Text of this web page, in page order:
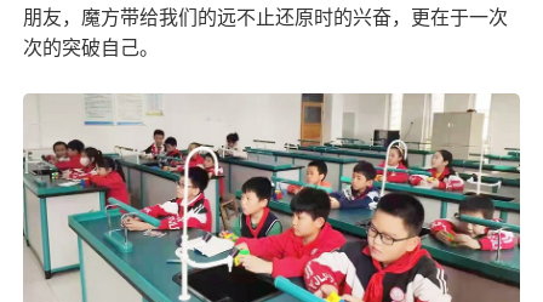
朋友，魔方带给我们的远不止还原时的兴奋，更在于一次
次的突破自己。